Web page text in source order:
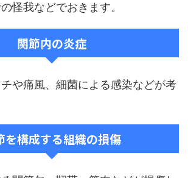
怪我などでおきます。
関節内の炎症
や痛風、細菌による感染などが考
を構成する組織の損傷